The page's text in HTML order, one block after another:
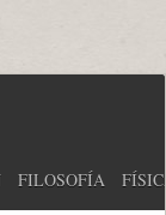
FILOSOFÍA